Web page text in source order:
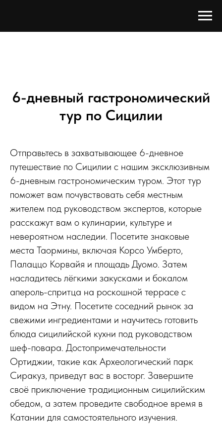
6-дневный гастрономический
тур по Сицилии
Отправьтесь в захватывающее 6-дневное
путешествие по Сицилии с нашим эксклюзивным
6-дневным гастрономическим туром. Этот тур
поможет вам почувствовать себя местным
жителем под руководством экспертов, которые
расскажут вам о кулинарии, культуре и
невероятном наследии. Посетите знаковые
места Таормины, включая Корсо Умберто,
Палаццо Корвайя и площадь Дуомо. Затем
насладитесь лёгкими закусками и бокалом
апероль-спритца на роскошной террасе с
видом на Этну. Посетите соседний рынок за
свежими ингредиентами и научитесь готовить
блюда сицилийской кухни под руководством
шеф-повара. Достопримечательности
Ортиджии, такие как Археологический парк
Сиракуз, приведут вас в восторг. Завершите
своё приключение традиционным сицилийским
обедом, а затем проведите свободное время в
Катании для самостоятельного изучения.